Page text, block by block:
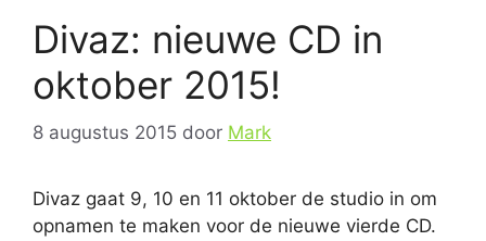
Divaz: nieuwe CD in
oktober 2015!
8 augustus 2015 door Mark
Divaz gaat 9, 10 en 11 oktober de studio in om
opnamen te maken voor de nieuwe vierde CD.